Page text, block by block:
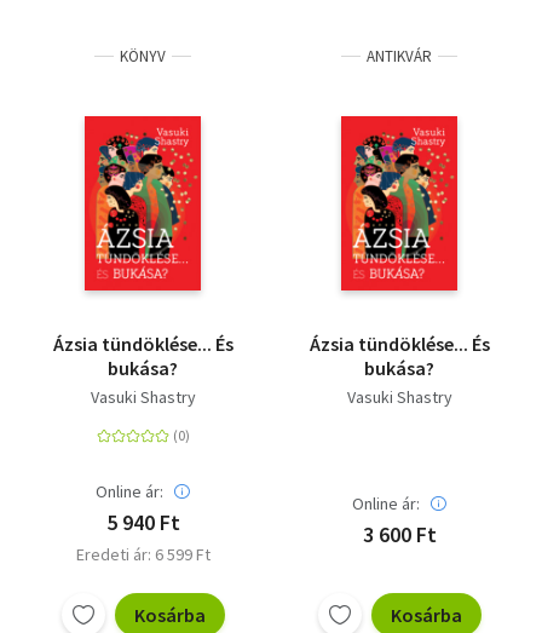
Tankönyv, segédkönyv
Társadalomtudomány
Természettudomány
Történelem
KÖNYV
Ázsia tündöklése... És
bukása?
Vasuki Shastry
Online ár:
5 940 Ft
Eredeti ár: 6 599 Ft
Kosárba
ANTIKVÁR
Ázsia tündöklése... És
bukása?
Vasuki Shastry
Online ár:
3 600 Ft
Kosárba